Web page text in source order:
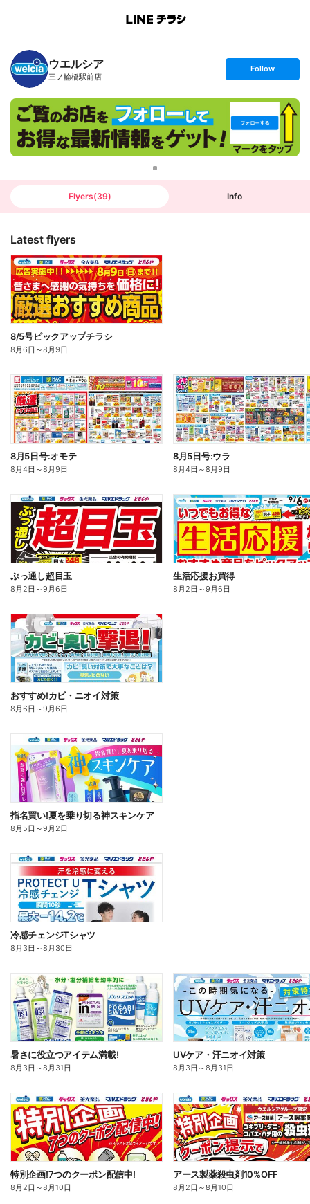
B
n
c
h
T
ウエルシア
三ノ輪橋駅前店
s
t
o
l
o
w
Follow
Flyers(39) Info
Latest flyers
8/5号ピックアップチラシ
8月6日 ～8月9日
8月5日号:オモテ
8月4日 ～8月9日
8月5日号:ウラ
8月4日 ～8月9日
ぶっ通し超目玉
8月2日 ～9月6日
生活応援お買得
8月2日 ～9月6日
おすすめ!カビ・ニオイ対策
8月6日 ～9月6日
指名買い!夏を乗り切る神スキンケア
8月5日 ～9月2日
冷感チェンジTシャツ
8月3日 ～8月30日
暑さに役立つアイテム満載!
8月3日 ～8月31日
UVケア・汗ニオイ対策
8月3日 ～8月31日
特別企画!7つのクーポン配信中!
8月2日 ～8月10日
アース製薬殺虫剤10%OFF
8月2日 ～8月10日